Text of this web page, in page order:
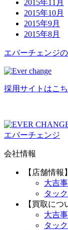
2015年11月
2015年10月
2015年9月
2015年8月
エバーチ ェ ンジの
採用サイトはこ
エバーチェンジ
会社情報
【店舗情報】
大吉
タッ
【買取につ
大吉
タッ